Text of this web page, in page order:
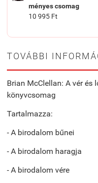
ményes csomag
10 995 Ft
TOVÁBBI
Brian McClellan: A vér és
könyvcsomag
Tartalmazza:
- A birodalom bűnei
- A birodalom haragja
- A birodalom vére